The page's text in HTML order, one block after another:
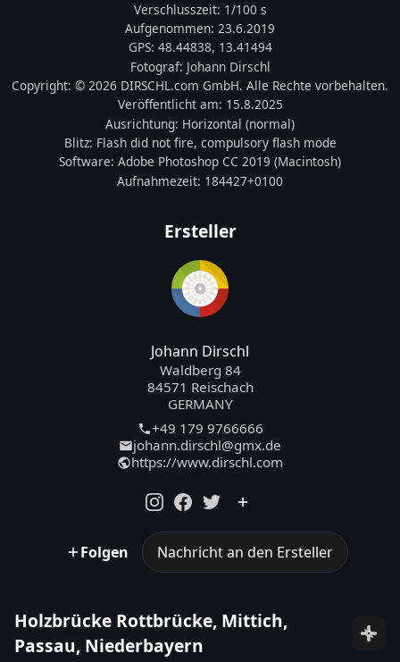
Verschlusszeit: 1/100 s
Aufgenommen: 23.6.2019
GPS: 48.44838, 13.41494
Fotograf: Johann Dirschl
Copyright: © 2026 DIRSCHL.com GmbH. Alle Rechte vorbehalten.
Veröffentlicht am: 15.8.2025
Ausrichtung: Horizontal (normal)
Blitz: Flash did not fire, compulsory flash mode
Software: Adobe Photoshop CC 2019 (Macintosh)
Aufnahmezeit: 184427+0100
Ersteller
Johann Dirschl
Waldberg 84
84571 Reischach
GERMANY
+49 179 9766666
johann.dirschl@gmx.de
https://www.dirschl.com
Folgen Nachricht an den Ersteller
Holzbrücke Rottbrücke, Mittich,
Passau, Niederbayern